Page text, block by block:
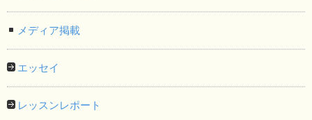
メディア掲載
エッセイ
レッスンレポート